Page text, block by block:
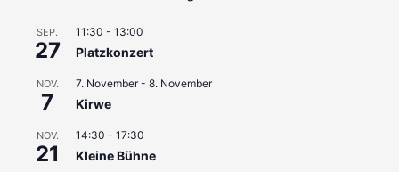
SEP.
27
11:30 -13:00
Platzkonzert
NOV.
7
7. November-8. November
Kirwe
NOV.
21
14:30 -17:30
Kleine Bühne